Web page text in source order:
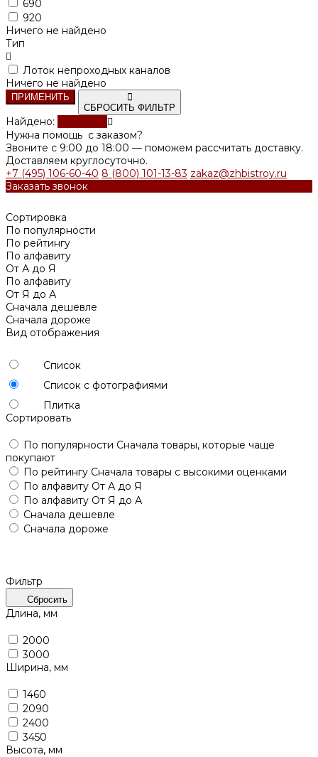
690
920
Ничего не найдено
Тип
Лоток непроходных каналов
Ничего не найдено
ПРИМЕНИТЬ
СБРОСИТЬ ФИЛЬТР
Найдено:
Нужна помощь с заказом?
Звоните с 9:00 до 18:00 — поможем рассчитать доставку.
Доставляем круглосуточно.
+7 (495) 106-60-40 8 (800) 101-13-83 zakaz@zhbistroy.ru
Заказать звонок
Сортировка
По популярности
По рейтингу
По алфавиту
От А до Я
По алфавиту
От Я до А
Сначала дешевле
Сначала дороже
Вид отображения
Список
Список с фотографиями
Плитка
Сортировать
По популярности Сначала товары, которые чаще
покупают
По рейтингу Сначала товары с высокими оценками
По алфавиту От А до Я
По алфавиту От Я до А
Сначала дешевле
Сначала дороже
Фильтр
Сбросить
Длина, мм
2000
3000
Ширина, мм
1460
2090
2400
3450
Высота, мм